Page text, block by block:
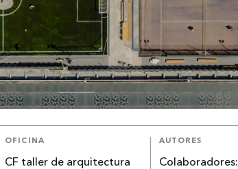
OFICINA
CF taller de arquitectura
AUTORES
Colaboradores: